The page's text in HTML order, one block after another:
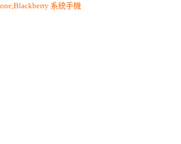
系統手機